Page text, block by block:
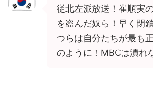
従北左派放送！崔順実
を盗んだ奴ら！早く閉
つらは自分たちが最も
のように！MBCは潰れ